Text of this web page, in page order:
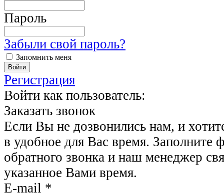
Пароль
Забыли свой пароль?
Запомнить меня
Регистрация
Войти как пользователь:
Заказать звонок
Если Вы не дозвонились нам, и
в удобное для Вас время. Заполните
обратного звонка и наш менеджер
указанное Вами время.
E-mail *